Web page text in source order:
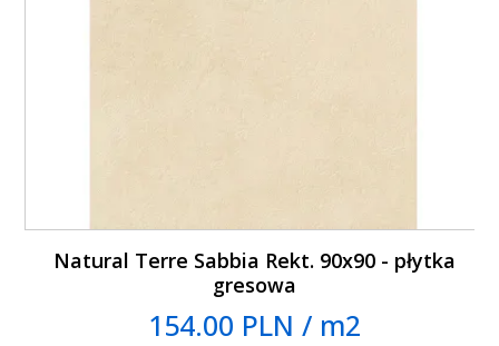
Natural Terre Sabbia Rekt. 90x90 - płytka
gresowa
154.00 PLN / m2